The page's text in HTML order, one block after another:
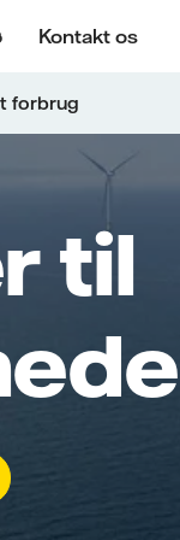
Kontakt os
forbrug
til